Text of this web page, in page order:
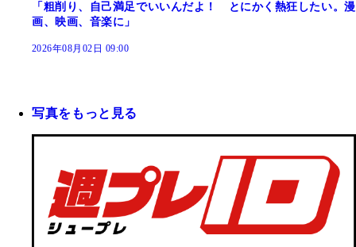
「粗削り、自己満足でいいんだよ！ とにかく熱狂したい。漫
画、映画、音楽に」
2026年08月02日 09:00
写真をもっと見る